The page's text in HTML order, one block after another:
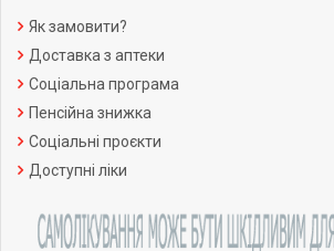
Як замовити?
Доставка з аптеки
Соціальна програма
Пенсійна знижка
Соціальні проєкти
Доступні ліки